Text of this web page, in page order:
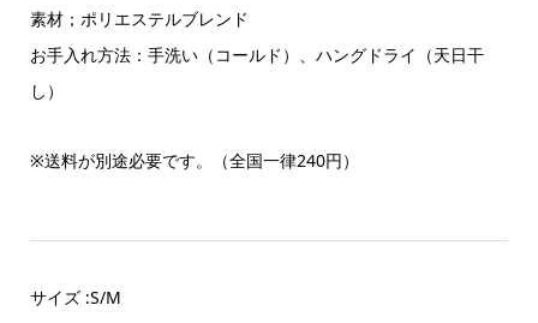
素材；ポリエステルブレンド
お手入れ方法：手洗い（コールド）、ハングドライ（天日干
し）
※送料が別途必要です。（全国一律240円）
サイズ :S/M